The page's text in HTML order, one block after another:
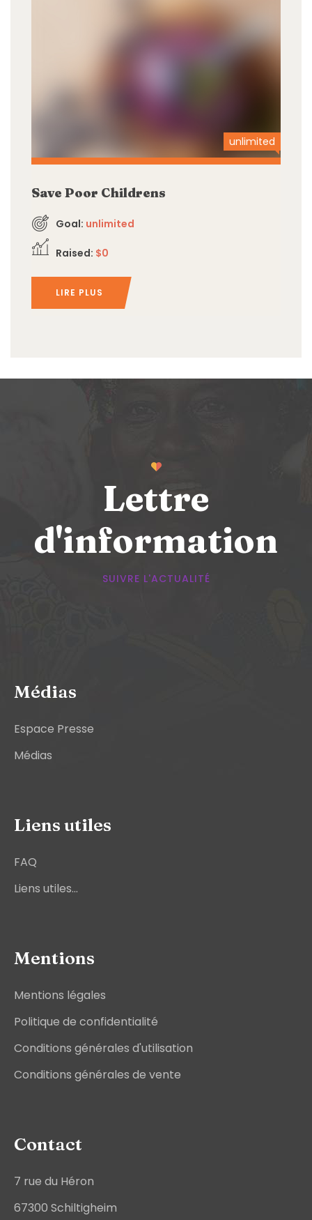
unlimited
Save Poor Childrens
Goal: unlimited
Raised: $0
LIRE PLUS
Lettre
d'information
SUIVRE L'ACTUALITÉ
Médias
Espace Presse
Médias
Liens utiles
FAQ
Liens utiles...
Mentions
Mentions légales
Politique de confidentialité
Conditions générales d'utilisation
Conditions générales de vente
Contact
7 rue du Héron
67300 Schiltigheim